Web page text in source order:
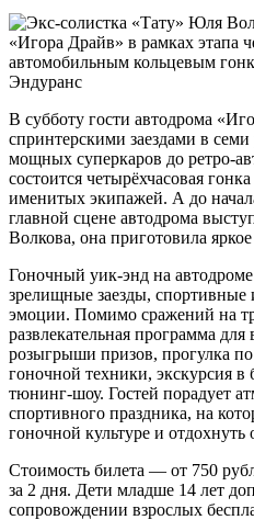
В субботу гости автодрома
спринтерскими заездами в
мощных суперкаров до ретро-
состоится четырёхчасовая
именитых экипажей. А до
главной сцене автодрома
Волкова, она приготовила
Гоночный уик-энд на
зрелищные заезды,
эмоции. Помимо сражений на
развлекательная программа
розыгрыши призов, прогулка
гоночной техники, экскурсия
тюнинг-шоу. Гостей порадует
спортивного праздника, на
гоночной культуре и
Стоимость билета — от 750
за 2 дня. Дети младше 14 лет
сопровождении взрослых